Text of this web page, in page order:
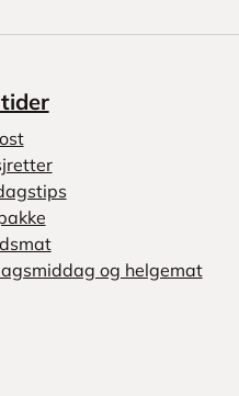
og helgemat